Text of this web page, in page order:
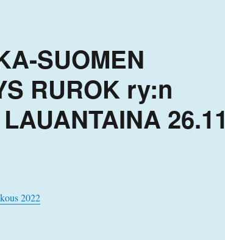
SUOMEN
RUROK ry:n
26.11
2022